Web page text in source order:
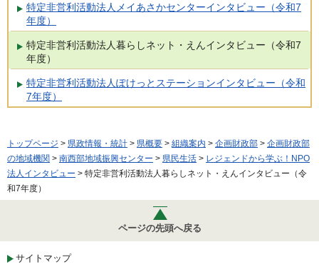
特定非営利活動法人メイあさかセンターインタビュー（令和7
年度）
特定非営利活動法人暮らしネット・えんインタビュー（令和7
年度）
特定非営利活動法人ぽけっとステーションインタビュー（令和
7年度）
トップページ > 県政情報・統計 > 県概要 > 組織案内 > 企画財政部 > 企画財政部
の地域機関 > 南西部地域振興センター > 県民生活 > レジェンドから学ぶ！NPO
法人インタビュー > 特定非営利活動法人暮らしネット・えんインタビュー（令
和7年度）
ページの先頭へ戻る
サイトマップ